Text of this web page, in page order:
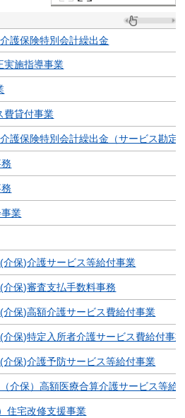
護保険特別会計繰出金
実施指導事業
費貸付事業
護保険特別会計繰出金（サービス勘定
業
介保)介護サービス等給付事業
介保)審査支払手数料事務
介保)高額介護サービス費給付事業
介保)特定入所者介護サービス費給付事業
介保)介護予防サービス等給付事業
介保）高額医療合算介護サービス等給
住宅改修支援事業